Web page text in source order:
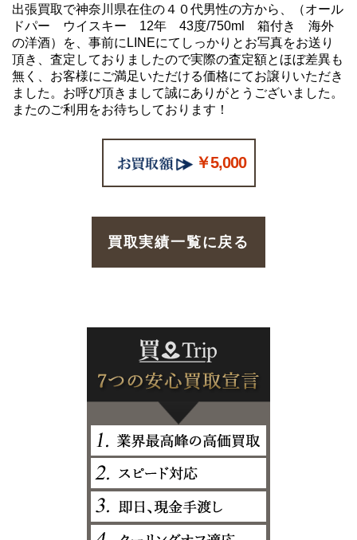
出張買取で神奈川県在住の４０代男性の方から、（オール
ドパー ウイスキー 12年 43度/750ml 箱付き 海外
の洋酒）を、事前にLINEにてしっかりとお写真をお送り
頂き、査定しておりましたので実際の査定額とほぼ差異も
無く、お客様にご満足いただける価格にてお譲りいただき
ました。お呼び頂きまして誠にありがとうございました。
またのご利用をお待ちしております！
￥5,000
買取実績一覧に戻る